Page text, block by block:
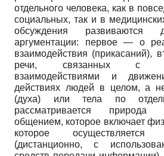
отдельного человека, как в
социальных, так и в
обсуждения развиваются
аргументации: первое — о
взаимодействия (прикасаний),
речи, связанных с
взаимодействиями и
действиях людей в целом, а
(духа) или тела по
рассматривается
общением, которое включает
которое
(дистанционно, с